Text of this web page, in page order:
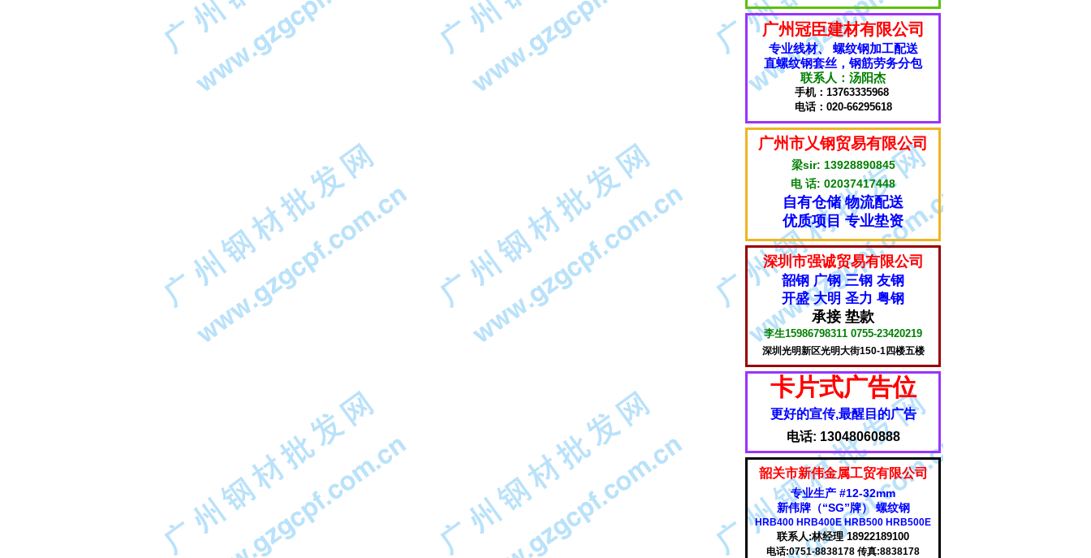
广州冠臣建材有限公司
专业线材、 螺纹钢加工配送
直螺纹钢套丝，钢筋劳务分包
联系人：汤阳杰
手机：13763335968
电话：020-66295618
广州市乂钢贸易有限公司
梁sir: 13928890845
电 话: 02037417448
自有仓储 物流配送
优质项目 专业垫资
深圳市强诚贸易有限公司
韶钢 广钢 三钢 友钢
开盛 大明 圣力 粤钢
承接 垫款
李生15986798311 0755-23420219
深圳光明新区光明大街150-1四楼五楼
卡片式广告位
更好的宣传,最醒目的广告
电话: 13048060888
韶关市新伟金属工贸有限公司
专业生产 #12-32mm
新伟牌（“SG”牌） 螺纹钢
HRB400 HRB400E HRB500 HRB500E
联系人:林经理 18922189100
电话:0751-8838178 传真:8838178